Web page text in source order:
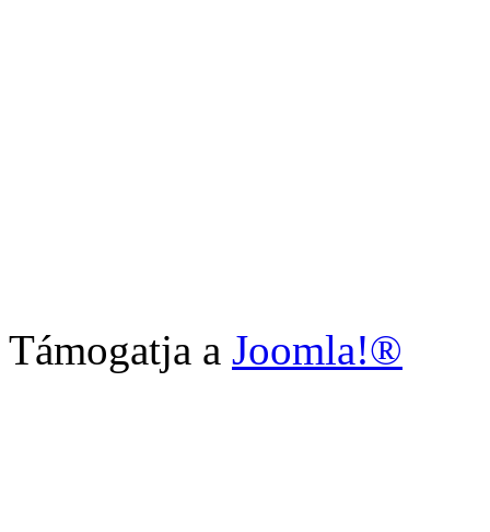
Támogatja a Joomla!®